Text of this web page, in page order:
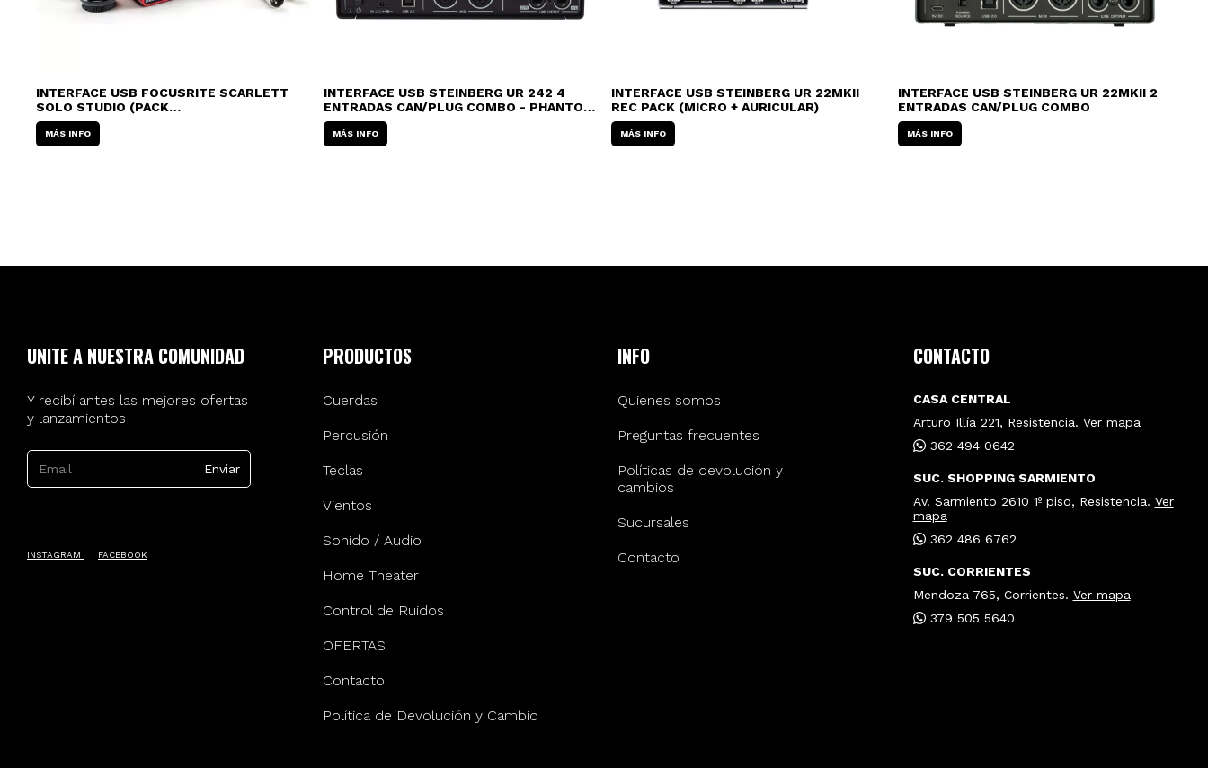
INTERFACE USB FOCUSRITE SCARLETT
SOLO STUDIO (PACK
MICRÓFONO+AURICULAR)
MÁS INFO
INTERFACE USB STEINBERG UR 242 4
ENTRADAS CAN/PLUG COMBO - PHANTOM
MIDI (4 IN/2 OUT)
MÁS INFO
INTERFACE USB STEINBERG UR 22MKII
REC PACK (MICRO + AURICULAR)
MÁS INFO
INTERFACE USB STEINBERG UR 22MKII 2
ENTRADAS CAN/PLUG COMBO
MÁS INFO
UNITE A NUESTRA COMUNIDAD
Y recibí antes las mejores ofertas
y lanzamientos
INSTAGRAM FACEBOOK
PRODUCTOS
Cuerdas
Percusión
Teclas
Vientos
Sonido / Audio
Home Theater
Control de Ruidos
OFERTAS
Contacto
Política de Devolución y Cambio
INFO
Quienes somos
Preguntas frecuentes
Políticas de devolución y
cambios
Sucursales
Contacto
CONTACTO
CASA CENTRAL
Arturo Illía 221, Resistencia. Ver mapa
362 494 0642
SUC. SHOPPING SARMIENTO
Av. Sarmiento 2610 1º piso, Resistencia. Ver
mapa
362 486 6762
SUC. CORRIENTES
Mendoza 765, Corrientes. Ver mapa
379 505 5640